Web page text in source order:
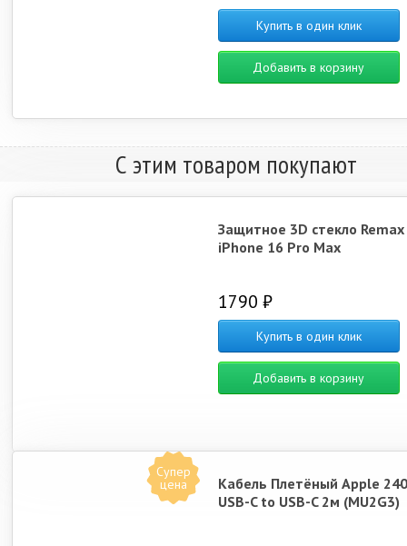
Купить в один клик
Добавить в корзину
С этим товаром покупают
Защитное 3D стекло Remax
iPhone 16 Pro Max
1790 ₽
Купить в один клик
Добавить в корзину
Супер
цена
Кабель Плетёный Apple
USB-C to USB-C 2м (MU2G3)